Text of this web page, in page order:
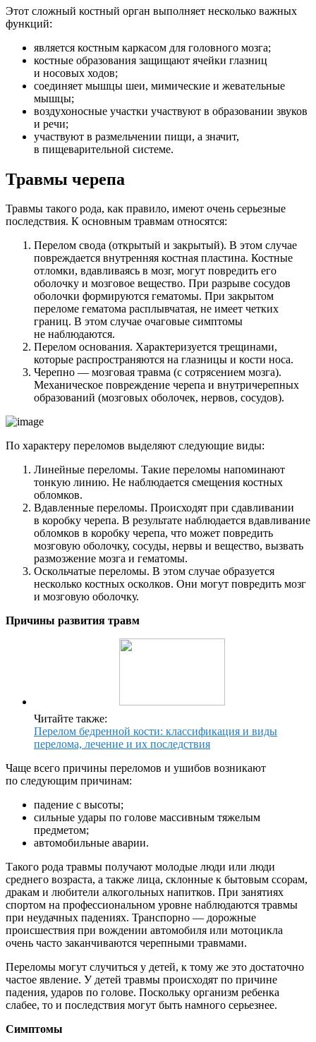
Этот сложный костный орган выполняет несколько важных
функций:
является костным каркасом для головного мозга;
костные образования защищают ячейки глазниц
и носовых ходов;
соединяет мышцы шеи, мимические и жевательные
мышцы;
воздухоносные участки участвуют в образовании звуков
и речи;
участвуют в размельчении пищи, а значит,
в пищеварительной системе.
Травмы черепа
Травмы такого рода, как правило, имеют очень серьезные
последствия. К основным травмам относятся:
Перелом свода (открытый и закрытый). В этом случае
повреждается внутренняя костная пластина. Костные
отломки, вдавливаясь в мозг, могут повредить его
оболочку и мозговое вещество. При разрыве сосудов
оболочки формируются гематомы. При закрытом
переломе гематома расплывчатая, не имеет четких
границ. В этом случае очаговые симптомы
не наблюдаются.
Перелом основания. Характеризуется трещинами,
которые распространяются на глазницы и кости носа.
Черепно — мозговая травма (с сотрясением мозга).
Механическое повреждение черепа и внутричерепных
образований (мозговых оболочек, нервов, сосудов).
По характеру переломов выделяют следующие виды:
Линейные переломы. Такие переломы напоминают
тонкую линию. Не наблюдается смещения костных
обломков.
Вдавленные переломы. Происходят при сдавливании
в коробку черепа. В результате наблюдается вдавливание
обломков в коробку черепа, что может повредить
мозговую оболочку, сосуды, нервы и вещество, вызвать
размозжение мозга и гематомы.
Оскольчатые переломы. В этом случае образуется
несколько костных осколков. Они могут повредить мозг
и мозговую оболочку.
Причины развития травм
Читайте также:
Перелом бедренной кости: классификация и виды
перелома, лечение и их последствия
Чаще всего причины переломов и ушибов возникают
по следующим причинам:
падение с высоты;
сильные удары по голове массивным тяжелым
предметом;
автомобильные аварии.
Такого рода травмы получают молодые люди или люди
среднего возраста, а также лица, склонные к бытовым ссорам,
дракам и любители алкогольных напитков. При занятиях
спортом на профессиональном уровне наблюдаются травмы
при неудачных падениях. Транспорно — дорожные
происшествия при вождении автомобиля или мотоцикла
очень часто заканчиваются черепными травмами.
Переломы могут случиться у детей, к тому же это достаточно
частое явление. У детей травмы происходят по причине
падения, ударов по голове. Поскольку организм ребенка
слабее, то и последствия могут быть намного серьезнее.
Симптомы